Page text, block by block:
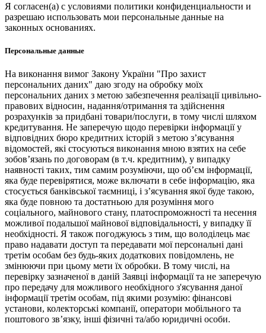
Я согласен(а) с условиями политики конфиденциальности и
разрешаю использовать мои персональные данные на
законных основаниях.
Персональные данные
На виконання вимог Закону України "Про захист
персональних даних" даю згоду на обробку моїх
персональних даних з метою забезпечення реалізації цивільно-
правових відносин, надання/отримання та здійснення
розрахунків за придбані товари/послуги, в тому числі шляхом
кредитування. Не заперечую щодо перевірки інформації у
відповідних бюро кредитних історій з метою з’ясування
відомостей, які стосуються виконання мною взятих на себе
зобов’язань по договорам (в т.ч. кредитним), у випадку
наявності таких, тим самим розуміючи, що об’єм інформації,
яка буде перевірятися, може включати в себе інформацію, яка
стосується банківської таємниці, і з’ясування якої буде такою,
яка буде повною та достатньою для розуміння мого
соціального, майнового стану, платоспроможності та несення
можливої подальшої майнової відповідальності, у випадку її
необхідності. Я також погоджуюсь з тим, що володілець має
право надавати доступ та передавати мої персональні дані
третім особам без будь-яких додаткових повідомлень, не
змінюючи при цьому мети їх обробки. В тому числі, на
перевірку зазначеної в даній Заявці інформації та не заперечую
про передачу для можливого необхідного з'ясування даної
інформації третім особам, під якими розумію: фінансові
установи, колекторські компанії, оператори мобільного та
поштового зв’язку, інші фізичні та/або юридичні особи.